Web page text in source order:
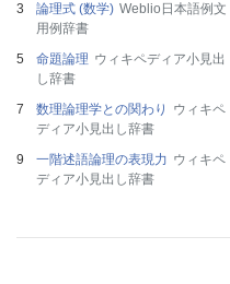
論理式 (数学) Weblio日本語例文
用例辞書
命題論理 ウィキペディア小見出
し辞書
数理論理学との関わり
ウィキペ
ディア小見出し辞書
一階述語論理の表現力 ウィキペ
ディア小見出し辞書